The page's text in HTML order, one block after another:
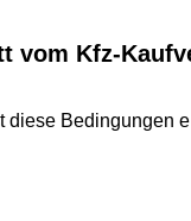
Kfz-
Bedingungen